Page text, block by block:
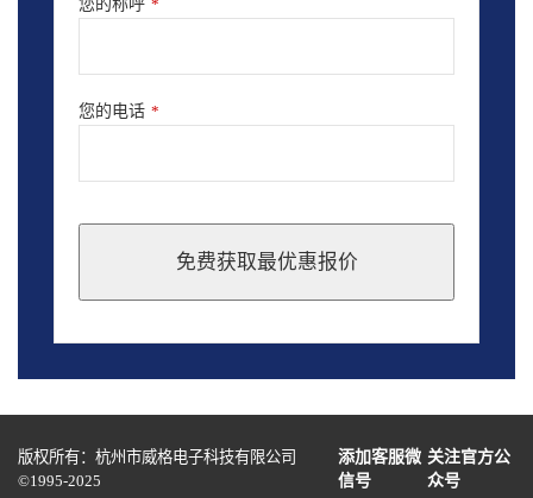
您的称呼 *
您的电话 *
免费获取最优惠报价
should
blank
版权所有：杭州市威格电子科技有限公司
©1995-2025
添加客服微
信号
关注官方公
众号